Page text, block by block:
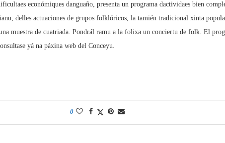
económiques danguaño, presenta un programa dactividaes bien
delles actuaciones de grupos folklóricos, la tamién tradicional xinta
muestra de cuatriada. Pondrál ramu a la folixa un conciertu de folk. El
yá na páxina web del Conceyu.
0